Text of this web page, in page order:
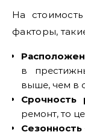
На
факторы,
в
выше, чем в
Срочность
ремонт, то
Сезонность